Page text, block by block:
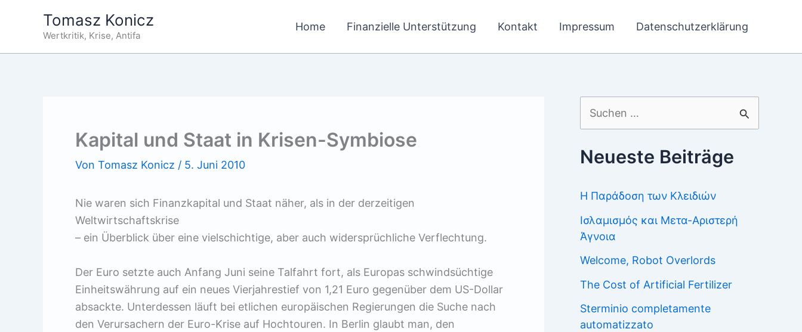
Tomasz Konicz
Wertkritik, Krise, Antifa
Home Finanzielle Unterstützung Kontakt Impressum Datenschutzerklärung
Kapital und Staat in Krisen-Symbiose
Von Tomasz Konicz / 5. Juni 2010
Nie waren sich Finanzkapital und Staat näher, als in der derzeitigen
Weltwirtschaftskrise
– ein Überblick über eine vielschichtige, aber auch widersprüchliche Verflechtung.
Der Euro setzte auch Anfang Juni seine Talfahrt fort, als Europas schwindsüchtige
Einheitswährung auf ein neues Vierjahrestief von 1,21 Euro gegenüber dem US-Dollar
absackte. Unterdessen läuft bei etlichen europäischen Regierungen die Suche nach
den Verursachern der Euro-Krise auf Hochtouren. In Berlin glaubt man, den
Suchen
nach:
Neueste Beiträge
Η Παράδοση των Κλειδιών
Ισλαμισμός και Μετα-Αριστερή
Άγνοια
Welcome, Robot Overlords
The Cost of Artificial Fertilizer
Sterminio completamente
automatizzato